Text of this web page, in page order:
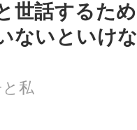
世話するため
ないといけな
私